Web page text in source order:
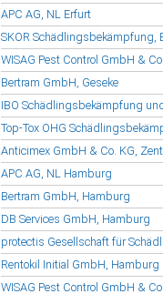
APC AG, NL Erfurt
SKOR Schädlingsbekämpfung,
WISAG Pest Control GmbH &
Bertram GmbH, Geseke
IBO Schädlingsbekämpfung
Top-Tox OHG
Anticimex GmbH & Co. KG,
APC AG, NL Hamburg
Bertram GmbH, Hamburg
DB Services GmbH, Hamburg
protectis Gesellschaft für
Rentokil Initial GmbH, Hamburg
WISAG Pest Control GmbH &